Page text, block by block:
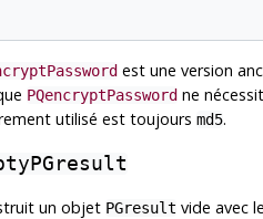
est une version
PQencryptPasswordne
utilisé est toujours md5.
un objet PGresult vide avec